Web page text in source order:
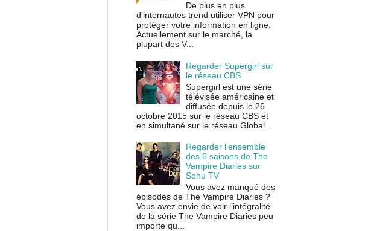
De plus en plus
d'internautes trend utiliser VPN pour
protéger votre information en ligne.
Actuellement sur le marché, la
plupart des V...
Regarder Supergirl sur
le réseau CBS
Supergirl est une série
télévisée américaine et
diffusée depuis le 26
octobre 2015 sur le réseau CBS et
en simultané sur le réseau Global...
Regarder l’ensemble
des 6 saisons de The
Vampire Diaries sur
Sohu TV
Vous avez manqué des
épisodes de The Vampire Diaries ?
Vous avez envie de voir l’intégralité
de la série The Vampire Diaries peu
importe qu...